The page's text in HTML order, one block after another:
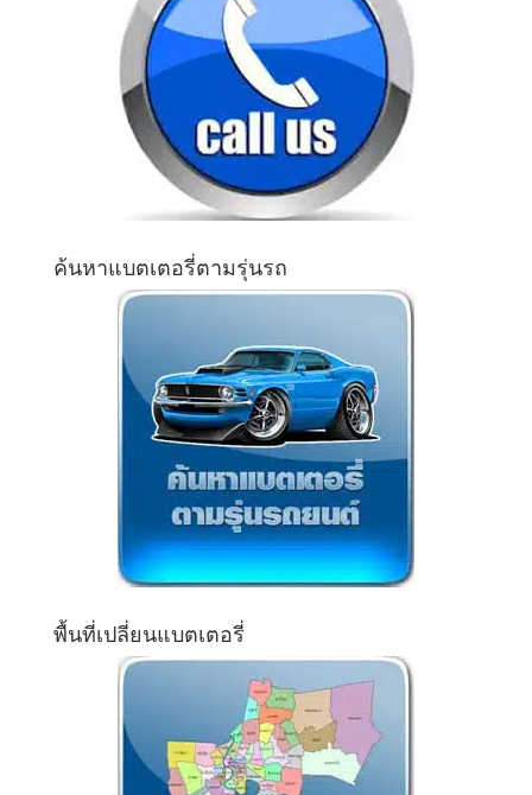
ค้นหาแบตเตอรี่ตามรุ่นรถ
พื้นที่เปลี่ยนแบตเตอรี่